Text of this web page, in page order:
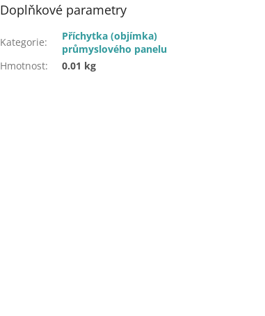
Doplňkové parametry
Kategorie:
Příchytka (objímka)
průmyslového panelu
Hmotnost: 0.01 kg